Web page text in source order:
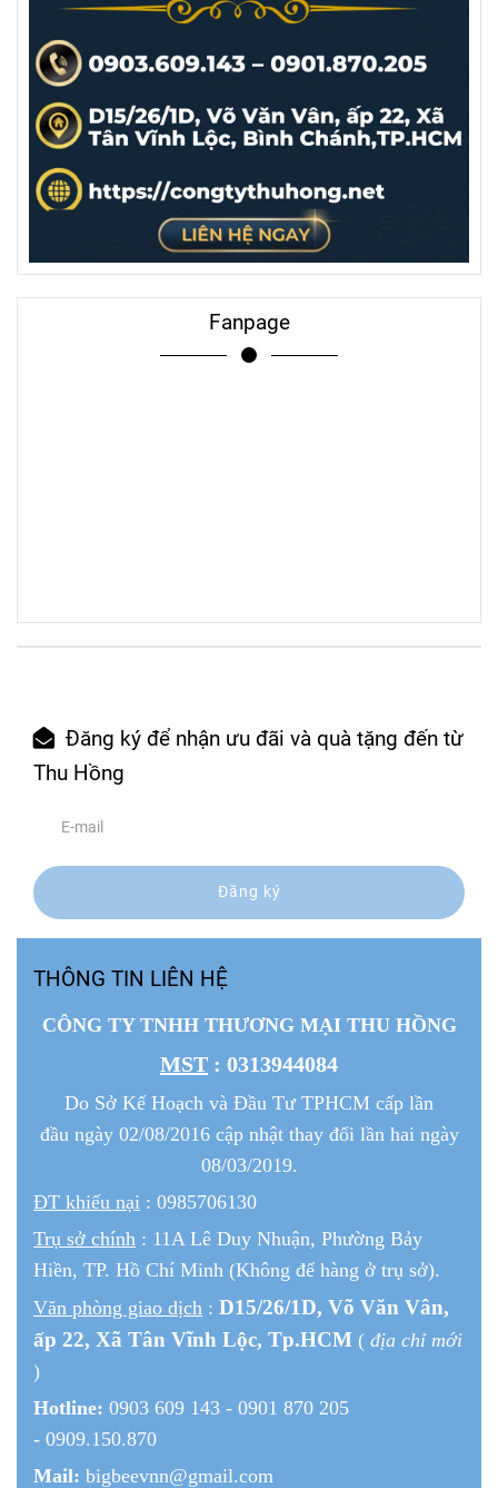
Fanpage
Đăng ký để nhận ưu đãi và quà tặng đến từ
Thu Hồng
Đăng ký
THÔNG TIN LIÊN HỆ
CÔNG TY TNHH THƯƠNG MẠI THU HỒNG
MST : 0313944084
Do Sở Kế Hoạch và Đầu Tư TPHCM cấp lần
đầu ngày 02/08/2016 cập nhật thay đổi lần hai ngày
08/03/2019.
ĐT khiếu nại : 0985706130
Trụ sở chính : 11A Lê Duy Nhuận, Phường Bảy
Hiền, TP. Hồ Chí Minh (Không để hàng ở trụ sở).
Văn phòng giao dịch : D15/26/1D, Võ Văn Vân,
ấp 22, Xã Tân Vĩnh Lộc, Tp.HCM ( địa chỉ mới
)
Hotline: 0903 609 143 - 0901 870 205
- 0909.150.870
Mail: bigbeevnn@gmail.com